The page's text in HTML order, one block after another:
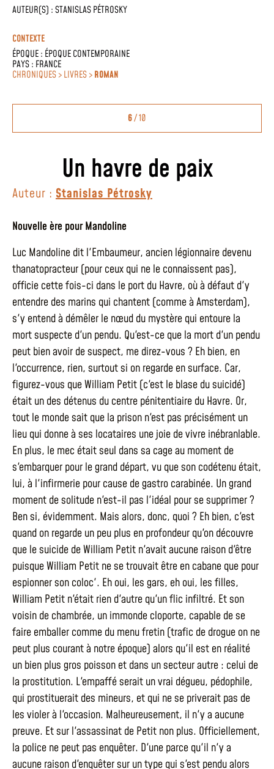
AUTEUR(S) :STANISLAS PÉTROSKY
CONTEXTE
ÉPOQUE : ÉPOQUE CONTEMPORAINE
PAYS : FRANCE
CHRONIQUES > LIVRES >ROMAN
6/ 10
Un havre de paix
Auteur : Stanislas Pétrosky
Nouvelle ère pour Mandoline
Luc Mandoline dit l'Embaumeur, ancien légionnaire devenu
thanatopracteur (pour ceux qui ne le connaissent pas),
officie cette fois-ci dans le port du Havre, où à défaut d'y
entendre des marins qui chantent (comme à Amsterdam),
s'y entend à démêler le nœud du mystère qui entoure la
mort suspecte d'un pendu. Qu'est-ce que la mort d'un pendu
peut bien avoir de suspect, me direz-vous ? Eh bien, en
l'occurrence, rien, surtout si on regarde en surface. Car,
figurez-vous que William Petit (c'est le blase du suicidé)
était un des détenus du centre pénitentiaire du Havre. Or,
tout le monde sait que la prison n'est pas précisément un
lieu qui donne à ses locataires une joie de vivre inébranlable.
En plus, le mec était seul dans sa cage au moment de
s'embarquer pour le grand départ, vu que son codétenu était,
lui, à l'infirmerie pour cause de gastro carabinée. Un grand
moment de solitude n'est-il pas l'idéal pour se supprimer ?
Ben si, évidemment. Mais alors, donc, quoi ? Eh bien, c'est
quand on regarde un peu plus en profondeur qu'on découvre
que le suicide de William Petit n'avait aucune raison d'être
puisque William Petit ne se trouvait être en cabane que pour
espionner son coloc'. Eh oui, les gars, eh oui, les filles,
William Petit n'était rien d'autre qu'un flic infiltré. Et son
voisin de chambrée, un immonde cloporte, capable de se
faire emballer comme du menu fretin (trafic de drogue on ne
peut plus courant à notre époque) alors qu'il est en réalité
un bien plus gros poisson et dans un secteur autre : celui de
la prostitution. L'empaffé serait un vrai dégueu, pédophile,
qui prostituerait des mineurs, et qui ne se priverait pas de
les violer à l'occasion. Malheureusement, il n'y a aucune
preuve. Et sur l'assassinat de Petit non plus. Officiellement,
la police ne peut pas enquêter. D'une parce qu'il n'y a
aucune raison d'enquêter sur un type qui s'est pendu alors